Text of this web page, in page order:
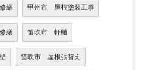
繕 甲州市 屋根塗装工事
繕 笛吹市 軒樋
笛吹市 屋根張替え